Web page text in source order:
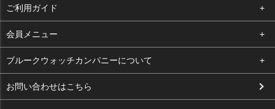
ご利用ガイド
よくある質問
支払い・送料
お客様の声
会員メニュー
ログイン
お気に入り
ブルークウォッチカンパニーについて
会社概要
お問い合わせはこちら